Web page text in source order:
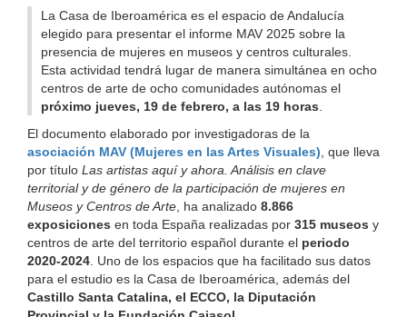
La Casa de Iberoamérica es el espacio de Andalucía
elegido para presentar el informe MAV 2025 sobre la
presencia de mujeres en museos y centros culturales.
Esta actividad tendrá lugar de manera simultánea en ocho
centros de arte de ocho comunidades autónomas el
próximo jueves, 19 de febrero, a las 19 horas
El documento elaborado por investigadoras de la
asociación MAV (Mujeres en las Artes Visuales) , que lleva
por título Las artistas aquí y ahora. Análisis en clave
territorial y de género de la participación de mujeres en
Museos y Centros de Arte , ha analizado 8.866
exposiciones en toda España realizadas por 315 museos y
centros de arte del territorio español durante el periodo
2020-2024 . Uno de los espacios que ha facilitado sus datos
para el estudio es la Casa de Iberoamérica, además del
Castillo Santa Catalina, el ECCO, la Diputación